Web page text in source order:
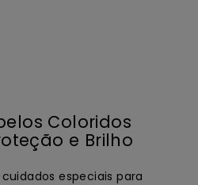
Coloridos
e Brilho
especiais para